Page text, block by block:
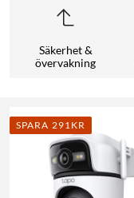
Säkerhet &
övervakning
SPARA 291KR